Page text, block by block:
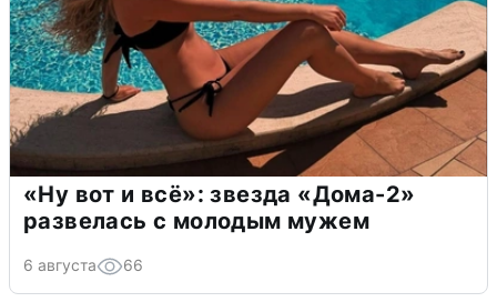
«Ну вот и всё»: звезда «Дома-2»
развелась с молодым мужем
6 августа 66